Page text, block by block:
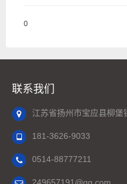
0
联系我们
江苏省扬州市宝应县柳堡
181-3626-9033
0514-88777211